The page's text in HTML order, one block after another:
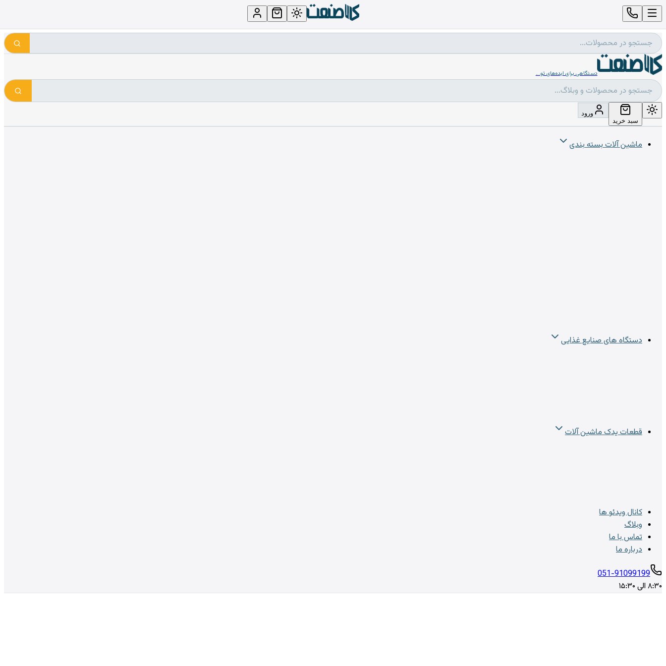
دستگاهی برای ایده‌های تو...
سبد خرید
ورود
ماشین آلات بسته بندی
دستگاه های صنایع غذایی
قطعات یدک ماشین آلات
کانال ویدئو ها
وبلاگ
تماس با ما
درباره ما
051-91099199
۸:۳۰ الی ۱۵:۳۰